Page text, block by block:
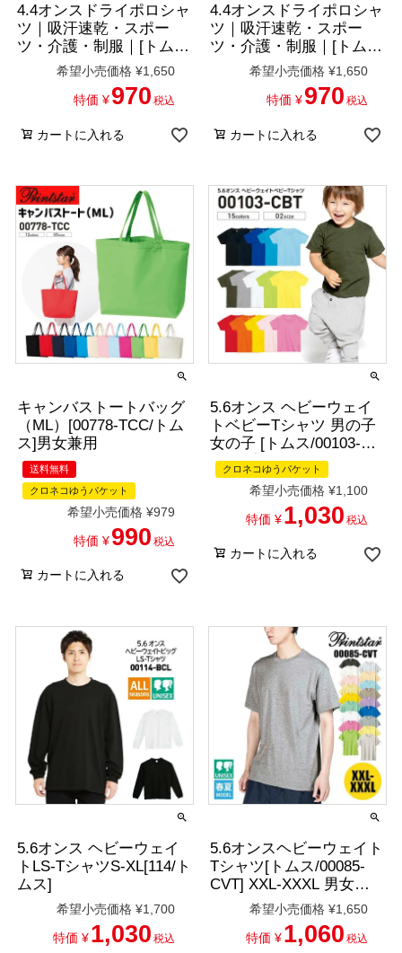
4.4オンスドライポロシャ
ツ｜吸汗速乾・スポー
ツ・介護・制服｜[トム
ス/00302-ADP]3L-5L
希望小売価格 ¥1,650
特価 ¥ 970 税込
カートに入れる
4.4オンスドライポロシャ
ツ｜吸汗速乾・スポー
ツ・介護・制服｜[トム
ス/00302-ADP]3L-5L
希望小売価格 ¥1,650
特価 ¥ 970 税込
カートに入れる
キャンバストートバッグ
（ML）[00778-TCC/トム
ス]男女兼用
送料無料
クロネコゆうパケット
希望小売価格 ¥979
特価 ¥ 990 税込
カートに入れる
5.6オンス ヘビーウェイ
トベビーTシャツ 男の子
女の子 [トムス/00103-
CBT]【返品キャンセル不
可】
クロネコゆうパケット
希望小売価格 ¥1,100
特価 ¥ 1,030 税込
カートに入れる
5.6オンス ヘビーウェイ
トLS-TシャツS-XL[114/ト
ムス]
希望小売価格 ¥1,700
特価 ¥ 1,030 税込
5.6オンスヘビーウェイト
Tシャツ[トムス/00085-
CVT] XXL-XXXL 男女兼
用/50色展開
希望小売価格 ¥1,650
特価 ¥ 1,060 税込